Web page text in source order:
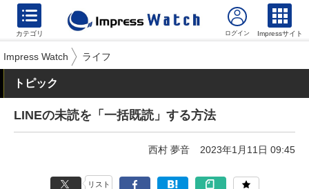
カテゴリ Impressサイト
Impress Watch ライフ
トピック
LINEの未読を「一括既読」する方法
西村 夢音 2023年1月11日 09:45
リスト